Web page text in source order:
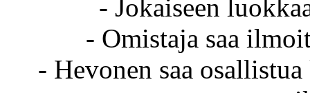
- Jokaiseen
- Omistaja saa
- Hevonen saa